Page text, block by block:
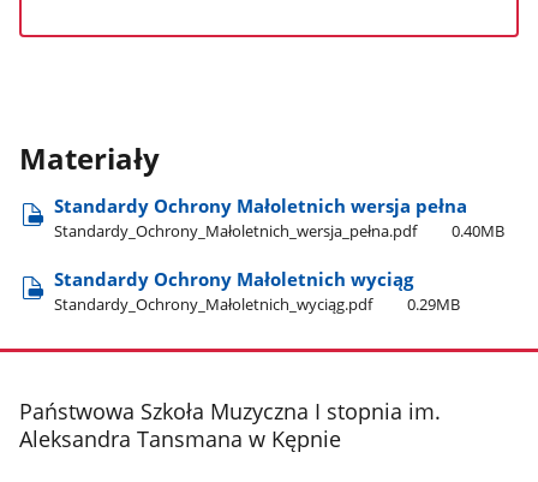
Materiały
Standardy Ochrony Małoletnich wersja pełna
Standardy​_Ochrony​_Małoletnich​_wersja​_pełna.pdf 0.40MB
Standardy Ochrony Małoletnich wyciąg
Standardy​_Ochrony​_Małoletnich​_wyciąg.pdf 0.29MB
stopka
Państwowa Szkoła Muzyczna I stopnia im.
Aleksandra Tansmana w Kępnie